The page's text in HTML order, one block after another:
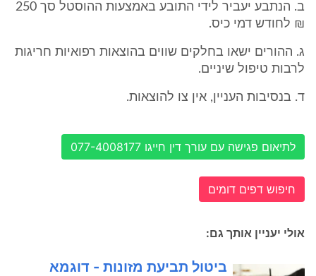
ב. הנתבע יעביר לידי התובע באמצעות ההוסטל סך 250
₪ לחודש דמי כיס.
ג. ההורים ישאו בחלקים שווים בהוצאות רפואיות חריגות
לרבות טיפול שיניים.
ד. בנסיבות העניין, אין צו להוצאות.
לתיאום פגישה עם עורך דין חייגו 077-4008177
חיפוש דפים דומים
אולי יעניין אותך גם:
ביטול תביעת מזונות - דוגמא